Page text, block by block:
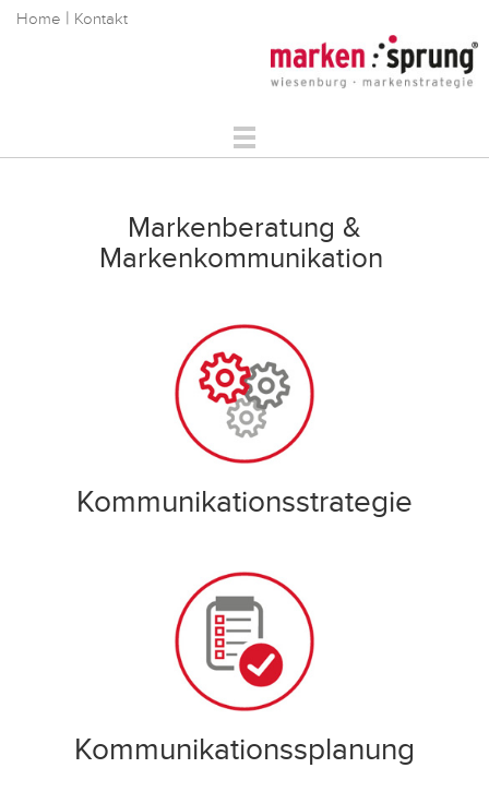
Digitale Markenführung
Über Uns
Service
Home | Kontakt
Markenberatung &
Markenkommunikation
Kommunikationsstrategie
Kommunikationssplanung